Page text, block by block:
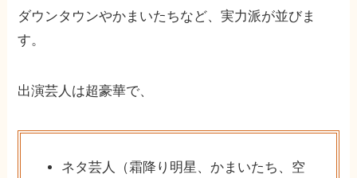
ダウンタウンやかまいたちなど、実力派が並びま
す。
出演芸人は超豪華で、
ネタ芸人（霜降り明星、かまいたち、空